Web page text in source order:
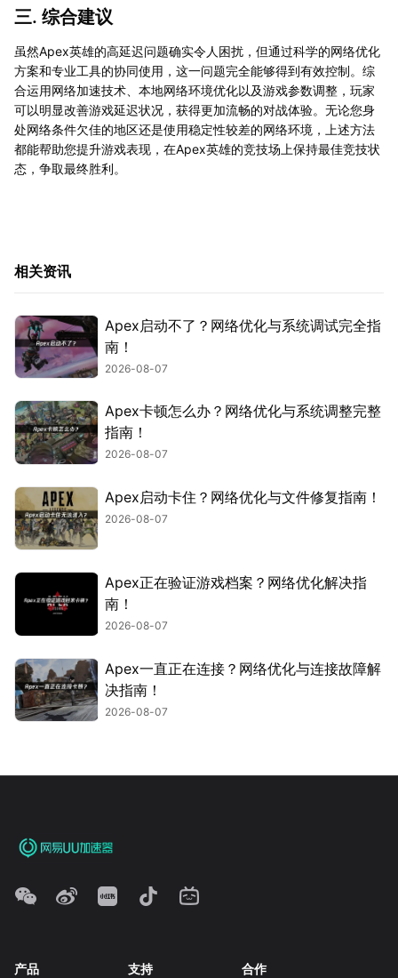
三. 综合建议
虽然Apex英雄的高延迟问题确实令人困扰，但通过科学的网络优化
方案和专业工具的协同使用，这一问题完全能够得到有效控制。综
合运用网络加速技术、本地网络环境优化以及游戏参数调整，玩家
可以明显改善游戏延迟状况，获得更加流畅的对战体验。无论您身
处网络条件欠佳的地区还是使用稳定性较差的网络环境，上述方法
都能帮助您提升游戏表现，在Apex英雄的竞技场上保持最佳竞技状
态，争取最终胜利。
相关资讯
Apex启动不了？网络优化与系统调试完全指
南！
2026-08-07
Apex卡顿怎么办？网络优化与系统调整完整
指南！
2026-08-07
Apex启动卡住？网络优化与文件修复指南！
2026-08-07
Apex正在验证游戏档案？网络优化解决指
南！
2026-08-07
Apex一直正在连接？网络优化与连接故障解
决指南！
2026-08-07
产品 支持 合作